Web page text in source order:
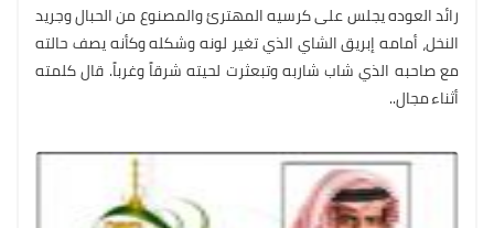
رائد العوده يجلس على كرسيه المهترئ والمصنوع من الحبال وجريد
النخل، أمامه إبريق الشاي الذي تغير لونه وشكله وكأنه يصف حالته
مع صاحبه الذي شاب شاربه وتبعثرت لحيته شرقاً وغرباً. قال كلمته
أثناء مجال..